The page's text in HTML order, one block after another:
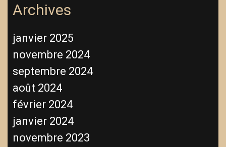
Archives
janvier 2025
novembre 2024
septembre 2024
août 2024
février 2024
janvier 2024
novembre 2023